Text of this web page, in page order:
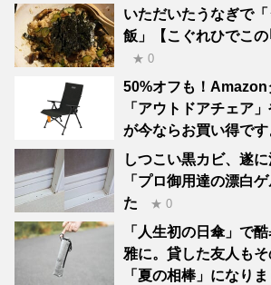
いただいたうなぎで
飯」【こぐれひでこの
★ 0
50%オフも！Amazon
「アウトドアチェア
が今ならお買い得です
しつこい黒カビ、遂
「プロ御用達の漂白
た
★ 0
「人生初の日傘」で
雅に。貸した友人も
「夏の相棒」になり